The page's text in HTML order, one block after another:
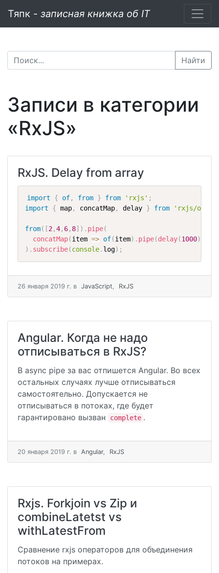
Тяпк - записная книжка об IT
Найти
Записи в категории
«RxJS»
RxJS. Delay from array
import { of, from } from 'rxjs' ;
import
{ map, concatMap, delay } from 'rxjs/
from( [2,4, 6, 8] ) . pipe(
concatMap(item => of(item) . pipe(delay(1000)
) . subscribe(console. log) ;
26 января 2019 г. в JavaScript, RxJS
Angular. Когда не надо
отписываться в RxJS?
В async pipe за вас отпишется Angular. Во всех
остальных случаях лучше отписываться
самостоятельно. Допускается не
отписываться в потоках, где будет
гарантировано вызван
complete .
20 января 2019 г. в Angular, RxJS
Rxjs. Forkjoin vs Zip и
combineLatetst vs
withLatestFrom
Сравнение rxjs операторов для объединения
потоков на примерах.